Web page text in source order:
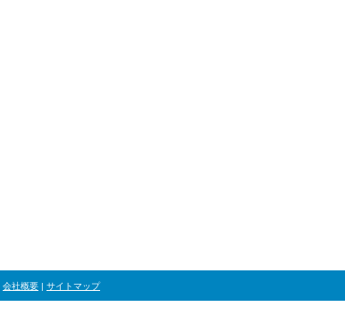
会社概要 | サイトマップ